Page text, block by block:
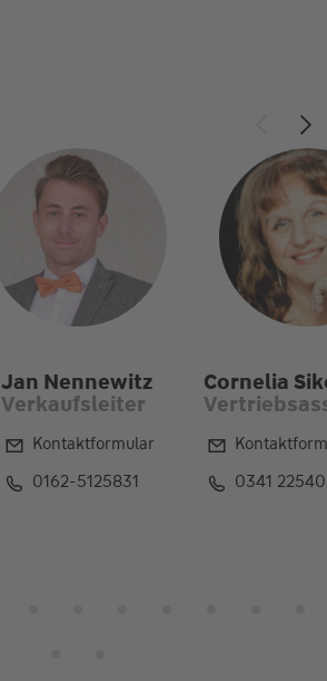
Jan Nennewitz
Verkaufsleiter
Kontaktformular
0162-5125831
Cornelia
0341